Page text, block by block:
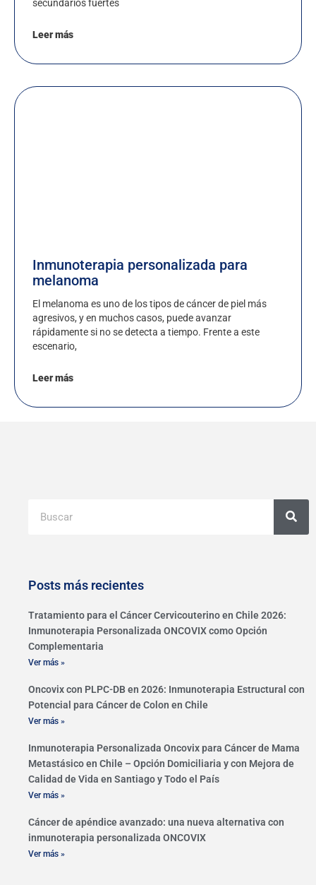
secundarios fuertes
Leer más
Inmunoterapia personalizada para
melanoma
El melanoma es uno de los tipos de cáncer de piel más
agresivos, y en muchos casos, puede avanzar
rápidamente si no se detecta a tiempo. Frente a este
escenario,
Leer más
Posts más recientes
Tratamiento para el Cáncer Cervicouterino en Chile 2026:
Inmunoterapia Personalizada ONCOVIX como Opción
Complementaria
Ver más »
Oncovix con PLPC-DB en 2026: Inmunoterapia Estructural con
Potencial para Cáncer de Colon en Chile
Ver más »
Inmunoterapia Personalizada Oncovix para Cáncer de Mama
Metastásico en Chile – Opción Domiciliaria y con Mejora de
Calidad de Vida en Santiago y Todo el País
Ver más »
Cáncer de apéndice avanzado: una nueva alternativa con
inmunoterapia personalizada ONCOVIX
Ver más »